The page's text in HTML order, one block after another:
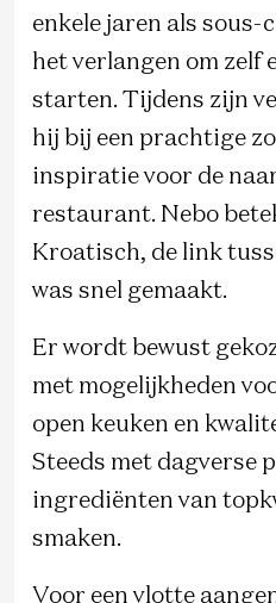
enkele jaren als
het verlangen om zelf
starten. Tijdens zijn
hij bij een prachtige
inspiratie voor de
restaurant. Nebo
Kroatisch, de link
was snel gemaakt.
Er wordt bewust
met mogelijkheden
open keuken en
Steeds met dagverse
ingrediënten van
smaken.
Voor een vlotte